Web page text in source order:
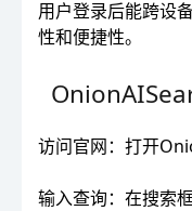
用户登录后能跨设
性和便捷性。
访问官网：打开
输入查询：在搜索